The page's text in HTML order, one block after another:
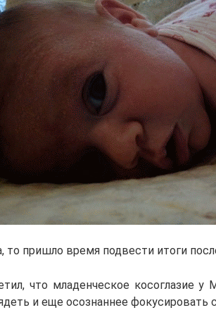
то пришло время подвести итоги
что младенческое косоглазие у
и еще осознаннее фокусировать